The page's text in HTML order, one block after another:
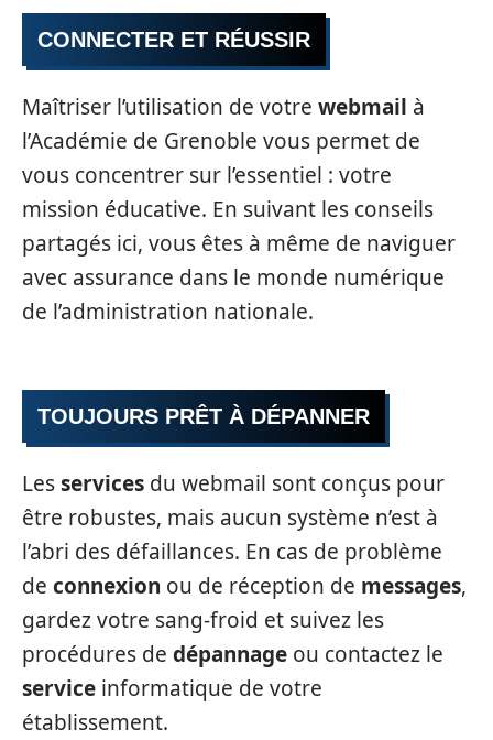
CONNECTER ET RÉUSSIR
Maîtriser l’utilisation de votre webmail à
l’Académie de Grenoble vous permet de
vous concentrer sur l’essentiel : votre
mission éducative. En suivant les conseils
partagés ici, vous êtes à même de naviguer
avec assurance dans le monde numérique
de l’administration nationale.
TOUJOURS PRÊT À DÉPANNER
Lesservices du webmail sont conçus pour
être robustes, mais aucun système n’est à
l’abri des défaillances. En cas de problème
de connexion ou de réception de messages,
gardez votre sang-froid et suivez les
procédures de dépannage ou contactez le
service informatique de votre
établissement.